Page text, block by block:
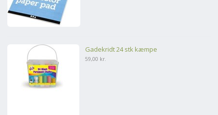
Gadekridt 24 stk kæmpe
59,00 kr.